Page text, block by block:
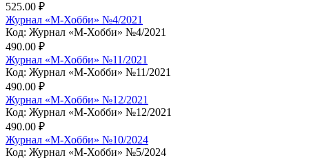
525.00 ₽
Журнал «М-Хобби» №4/2021
Код: Журнал «М-Хобби» №4/2021
490.00 ₽
Журнал «М-Хобби» №11/2021
Код: Журнал «М-Хобби» №11/2021
490.00 ₽
Журнал «М-Хобби» №12/2021
Код: Журнал «М-Хобби» №12/2021
490.00 ₽
Журнал «М-Хобби» №10/2024
Код: Журнал «М-Хобби» №5/2024